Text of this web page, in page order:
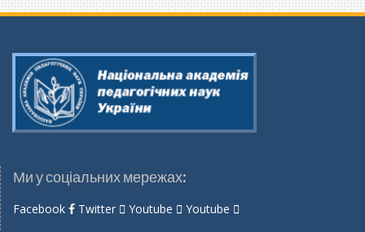
Ми у соціальних мережах:
Facebook Twitter Youtube Youtube